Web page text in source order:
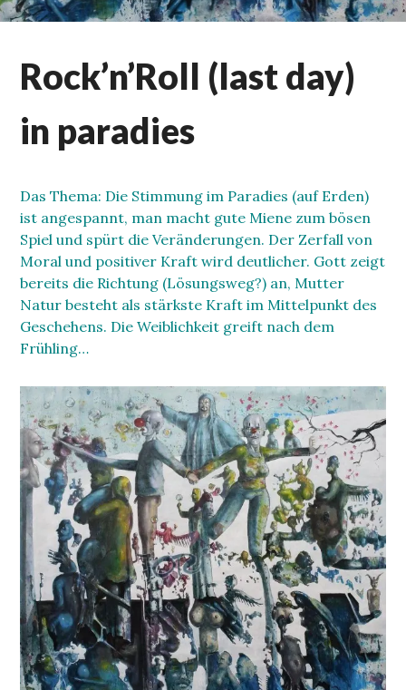
Rock’n’Roll (last day)
in paradies
Das Thema: Die Stimmung im Paradies (auf Erden)
ist angespannt, man macht gute Miene zum bösen
Spiel und spürt die Veränderungen. Der Zerfall von
Moral und positiver Kraft wird deutlicher. Gott zeigt
bereits die Richtung (Lösungsweg?) an, Mutter
Natur besteht als stärkste Kraft im Mittelpunkt des
Geschehens. Die Weiblichkeit greift nach dem
Frühling…